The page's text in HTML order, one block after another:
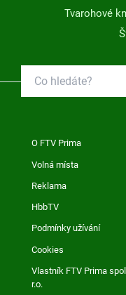
Tvarohové
O FTV Prima
Volná místa
Reklama
HbbTV
Podmínky užívání
Cookies
Vlastník FTV Prima
r.o.